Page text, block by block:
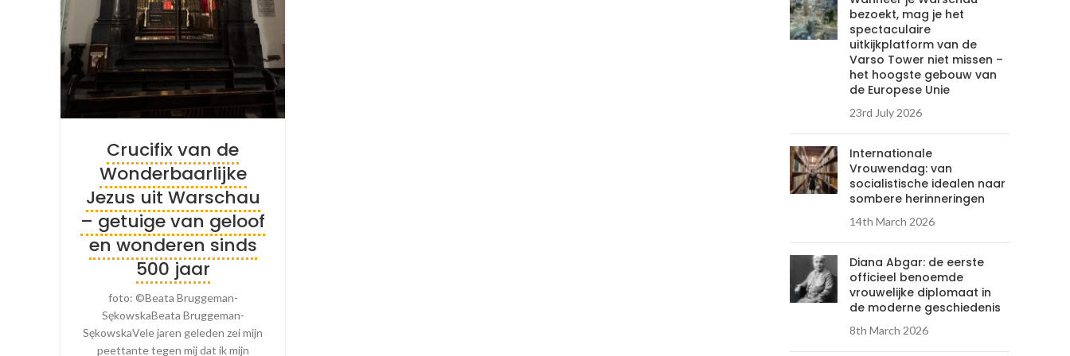
Crucifix van de
Wonderbaarlijke
Jezus uit Warschau
– getuige van geloof
en wonderen sinds
500 jaar
foto: ©Beata Bruggeman-
SękowskaBeata Bruggeman-
SękowskaVele jaren geleden zei mijn
peettante tegen mij dat ik mijn
bezoekt, mag je het
spectaculaire
uitkijkplatform van de
Varso Tower niet missen –
het hoogste gebouw van
de Europese Unie
23rd July 2026
Internationale
Vrouwendag: van
socialistische idealen naar
sombere herinneringen
14th March 2026
Diana Abgar: de eerste
officieel benoemde
vrouwelijke diplomaat in
de moderne geschiedenis
8th March 2026